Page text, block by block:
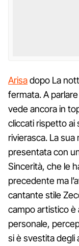
Arisadopo La
fermata. A
vede ancora in
cliccati rispetto ai
rivierasca. La
presentata con
Sincerità, che le
precedente ma
cantante stile
campo artistico è
personale,
si è svestita degli